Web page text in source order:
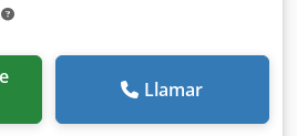
Llamar